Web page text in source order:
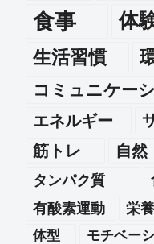
食事 体
生活習慣
コミュニケー
エネルギー
筋トレ
自然
タンパク質
有酸素運動
栄
体型
モチベー